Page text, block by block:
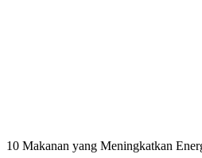
10 Makanan yang Meningkatkan